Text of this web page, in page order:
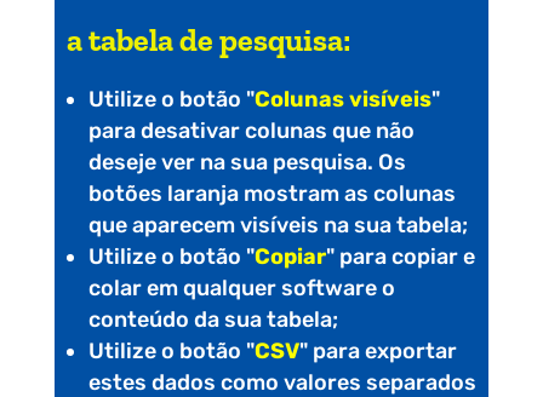
a tabela de pesquisa:
Utilize o botão "Colunas visíveis"
para desativar colunas que não
deseje ver na sua pesquisa. Os
botões laranja mostram as colunas
que aparecem visíveis na sua tabela;
Utilize o botão "Copiar" para copiar e
colar em qualquer software o
conteúdo da sua tabela;
Utilize o botão "CSV" para exportar
estes dados como valores separados